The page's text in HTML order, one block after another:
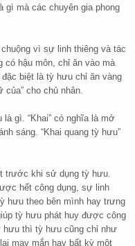
gì mà các chuyên gia phong
vì sự linh thiêng và tác
có hậu môn, chỉ ăn vào mà
biệt là tỳ hưu chỉ ăn vàng
của” cho chủ nhân.
gì. “Khai” có nghĩa là mở
sáng. “Khai quang tỳ hưu”
trước khi sử dụng tỳ hưu.
hết công dụng, sự linh
hưu theo bên mình hay trưng
tỳ hưu phát huy được công
hưu thì tỳ hưu cũng chỉ như
may mắn hay bất kỳ một